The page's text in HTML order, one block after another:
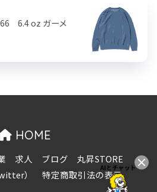
6.4 oz ガーメ
HOME
求人 ブログ
丸昇STORE
）
特定商取引法の表示